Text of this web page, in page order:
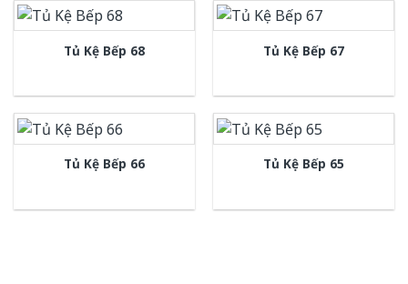
Tủ Kệ Bếp 68 Tủ Kệ Bếp 67
Tủ Kệ Bếp 66 Tủ Kệ Bếp 65